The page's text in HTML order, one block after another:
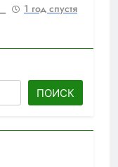
1 год спустя
ПОИСК